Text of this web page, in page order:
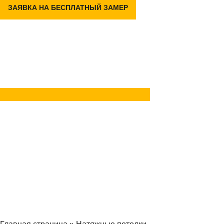
ЗАЯВКА НА БЕСПЛАТНЫЙ ЗАМЕР